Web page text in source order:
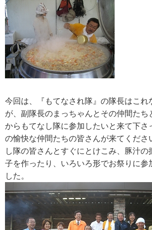
今回は、『もてなされ隊』の隊長はこれ
が、副隊長のまっちゃんとその仲間たち
からもてなし隊に参加したいと来て下さ
の愉快な仲間たちの皆さんが来てくださ
し隊の皆さんとすぐにとけこみ、豚汁の
子を作ったり、いろいろ形でお祭りに参
した。